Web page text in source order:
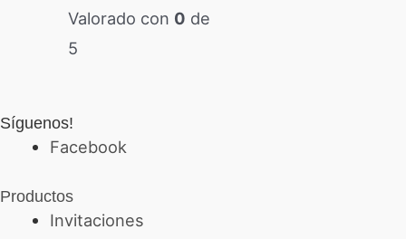
Valorado con 0 de
5
Síguenos!
Facebook
Productos
Invitaciones